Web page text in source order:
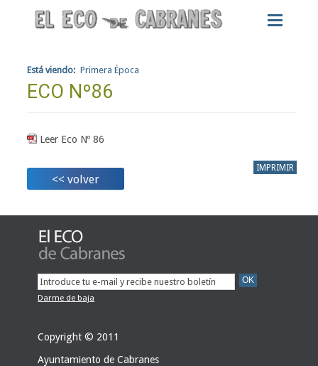
Está viendo: Primera Época
ECO Nº86
Leer Eco Nº 86
<< volver
IMPRIMIR
Darme de baja
Copyright © 2011
Ayuntamiento de Cabranes